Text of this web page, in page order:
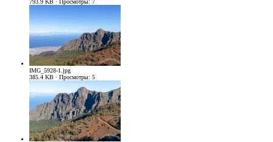
793.9 KB · Просмотры: 7
IMG_5928-1.jpg
385.4 KB · Просмотры: 5